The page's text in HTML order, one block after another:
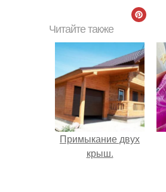
Читайте также
Примыкание двух
крыш.